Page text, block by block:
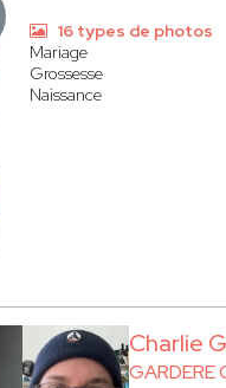
16 types de photos
Mariage
Grossesse
Naissance
Charlie
GARDERE